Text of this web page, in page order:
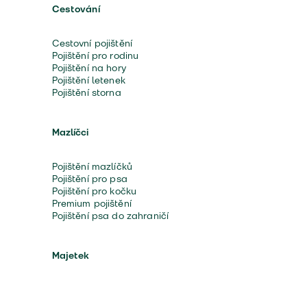
Cestování
Cestovní pojištění
Pojištění pro rodinu
Pojištění na hory
Pojištění letenek
Pojištění storna
Mazlíčci
Pojištění mazlíčků
Pojištění pro psa
Pojištění pro kočku
Premium pojištění
Pojištění psa do zahraničí
Majetek